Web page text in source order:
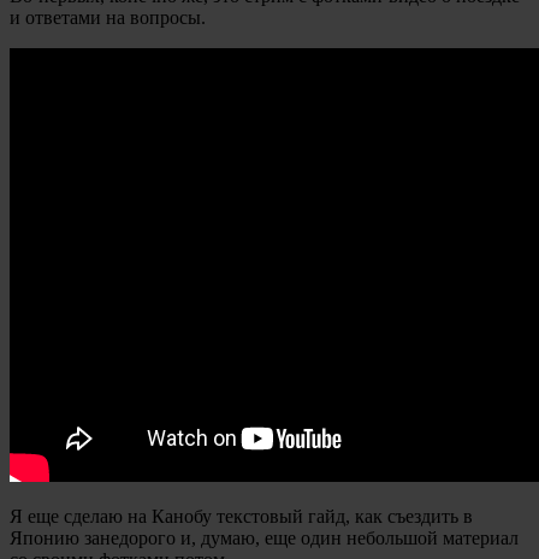
и ответами на вопросы.
Я еще сделаю на Канобу текстовый гайд, как съездить в
Японию занедорого и, думаю, еще один небольшой материал